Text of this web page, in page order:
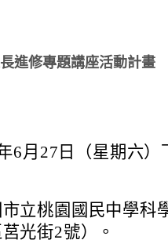
進修專題講座活動計畫
6月27日（星期六）
立桃園國民中學科
光街2號）。